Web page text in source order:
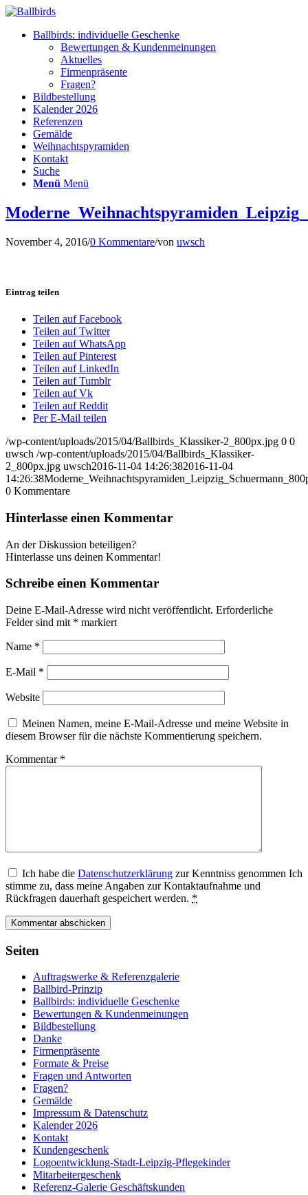
Ballbirds: individuelle Geschenke
Bewertungen & Kundenmeinungen
Aktuelles
Firmenpräsente
Fragen?
Bildbestellung
Kalender 2026
Referenzen
Gemälde
Weihnachtspyramiden
Kontakt
Suche
Menü Menü
November 4, 2016/0 Kommentare/von uwsch
Eintrag teilen
Teilen auf Facebook
Teilen auf Twitter
Teilen auf WhatsApp
Teilen auf Pinterest
Teilen auf LinkedIn
Teilen auf Tumblr
Teilen auf Vk
Teilen auf Reddit
Per E-Mail teilen
/wp-content/uploads/2015/04/Ballbirds_Klassiker-2_800px.jpg 0 0
uwsch /wp-content/uploads/2015/04/Ballbirds_Klassiker-
2_800px.jpg uwsch2016-11-04 14:26:382016-11-04
14:26:38
0 Kommentare
Hinterlasse einen Kommentar
An der Diskussion beteiligen?
Hinterlasse uns deinen Kommentar!
Schreibe einen Kommentar
Deine E-Mail-Adresse wird nicht veröffentlicht. Erforderliche
Felder sind mit * markiert
Name *
E-Mail *
Website
Meinen Namen, meine E-Mail-Adresse und meine Website in
diesem Browser für die nächste Kommentierung speichern.
Kommentar *
Ich habe die Datenschutzerklärung zur Kenntniss genommen Ich
stimme zu, dass meine Angaben zur Kontaktaufnahme und
Rückfragen dauerhaft gespeichert werden. *
Seiten
Auftragswerke & Referenzgalerie
Ballbird-Prinzip
Ballbirds: individuelle Geschenke
Bewertungen & Kundenmeinungen
Bildbestellung
Danke
Firmenpräsente
Formate & Preise
Fragen und Antworten
Fragen?
Gemälde
Impressum & Datenschutz
Kalender 2026
Kontakt
Kundengeschenk
Logoentwicklung-Stadt-Leipzig-Pflegekinder
Mitarbeitergeschenk
Referenz-Galerie Geschäftskunden